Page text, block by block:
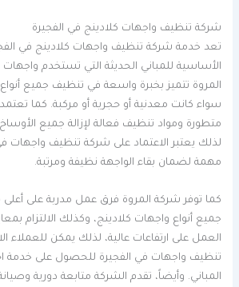
شركة تنظيف واجهات كلادينج في الفجيرة
تعد خدمة شركة تنظيف واجهات كلادينج في
الأساسية للمباني الحديثة التي تستخدم
المروة تتميز بخبرة واسعة في تنظيف جميع
سواء كانت معدنية أو حجرية أو مركبة. كما
متطورة ومواد تنظيف فعالة لإزالة جميع الأوساخ
لذلك يعتبر الاعتماد على شركة تنظيف واجهات
مهمة لضمان بقاء الواجهة نظيفة ومرتبة.
كما توفر شركة المروة فرق عمل مدربة على
جميع أنواع واجهات كلادينج، وكذلك الالتزام
العمل على ارتفاعات عالية، لذلك يمكن للعملاء
تنظيف واجهات في الفجيرة للحصول على خدمة
المباني. وأيضاً، تقدم الشركة متابعة دورية